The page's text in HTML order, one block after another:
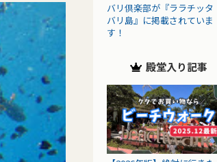
バリ倶楽部が『ララチッタ
バリ島』に掲載されていま
す！
殿堂入り記事